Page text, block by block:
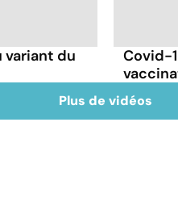
variant du
Covid-
Plus de vidéos